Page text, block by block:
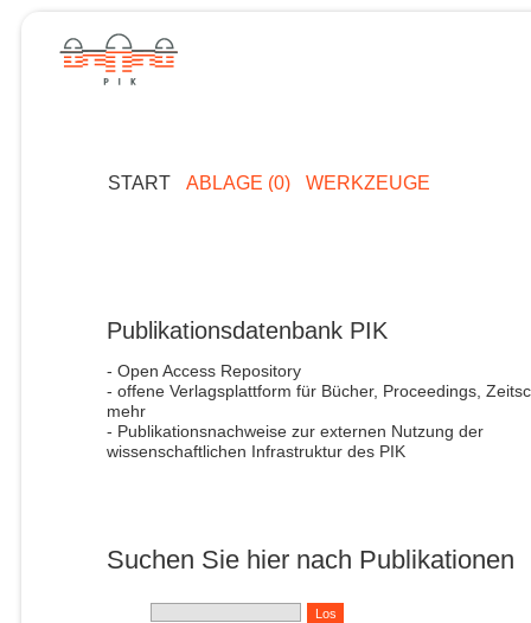
START ABLAGE (0) WERKZEUGE
Publikationsdatenbank PIK
- Open Access Repository
- offene Verlagsplattform für Bücher, Proceedings,
mehr
- Publikationsnachweise zur externen Nutzung der
wissenschaftlichen Infrastruktur des PIK
Suchen Sie hier nach Publikationen